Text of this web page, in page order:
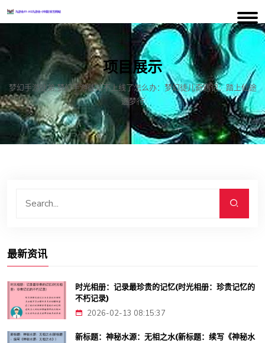
项目展示
梦幻手游徒弟;梦幻手游徒弟不上线了怎么办：梦幻徒儿奇遇记：踏上仙途
逐梦行
最新资讯
时光相册：记录最珍贵的记忆(时光相册：珍贵记忆的
不朽记录)
2026-02-13 08:15:37
新标题：神秘水源：无相之水(新标题：续写《神秘水